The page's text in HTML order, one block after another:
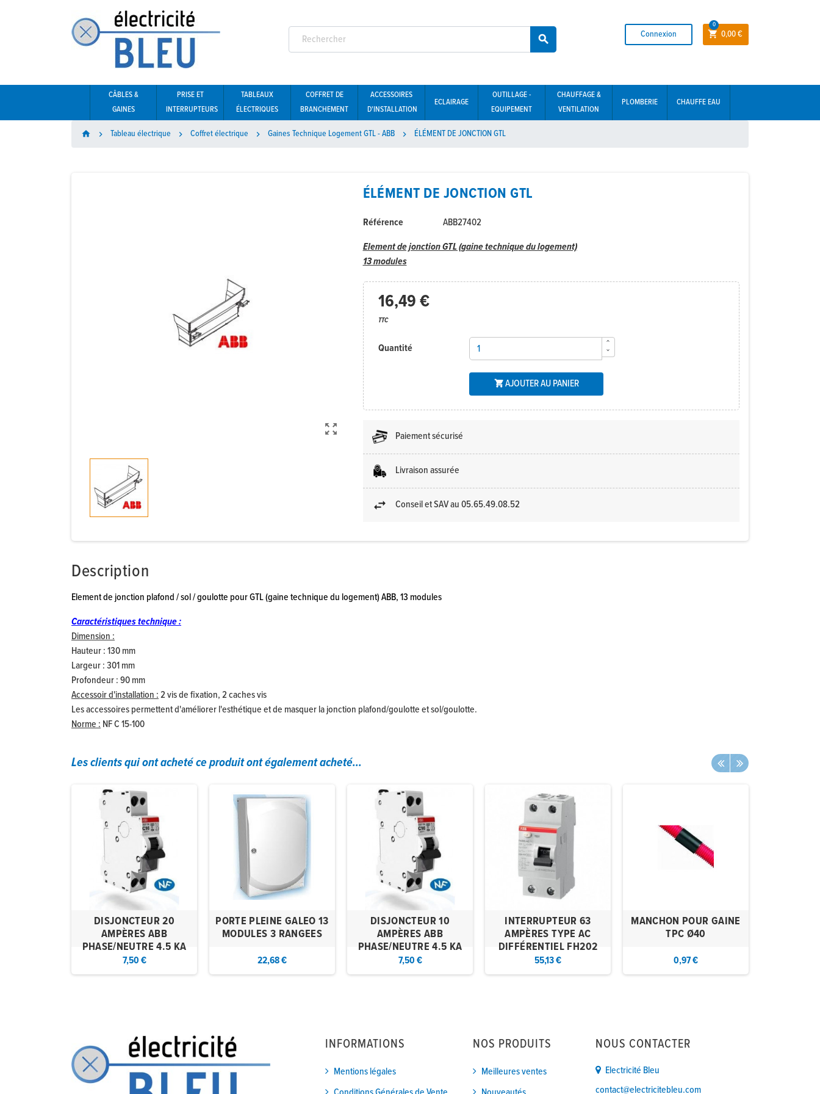
 Connexion  0,00 €
0
CÂBLES &
GAINES
PRISE ET
INTERRUPTEURS
TABLEAUX
ÉLECTRIQUES
COFFRET DE
BRANCHEMENT
ACCESSOIRES
D'INSTALLATION
ECLAIRAGE
OUTILLAGE -
EQUIPEMENT
CHAUFFAGE &
VENTILATION
PLOMBERIE CHAUFFE EAU
home  Tableau électrique  Coffret électrique  Gaines Technique Logement GTL - ABB  ÉLÉMENT DE JONCTION GTL

ÉLÉMENT DE JONCTION GTL
Référence
ABB27402
Element de jonction GTL (gaine technique du logement)
13 modules
16,49 €
TTC
Quantité
AJOUTER AU PANIER
Paiement sécurisé
Livraison assurée
Conseil et SAV au 05.65.49.08.52
Description
Element de jonction plafond / sol / goulotte pour GTL (gaine technique du logement) ABB, 13 modules
Caractéristiques technique :
Dimension :
Hauteur : 130 mm
Largeur : 301 mm
Profondeur : 90 mm
Accessoir d'installation :2 vis de fixation, 2 caches vis
Les accessoires permettent d'améliorer l'esthétique et de masquer la jonction plafond/goulotte et sol/goulotte.
Norme : NF C 15-100
Les clients qui ont acheté ce produit ont également acheté...
DISJONCTEUR 20
AMPÈRES ABB
PHASE/NEUTRE 4.5 KA
7,50 €
PORTE PLEINE GALEO 13
MODULES 3 RANGEES
22,68 €
DISJONCTEUR 10
AMPÈRES ABB
PHASE/NEUTRE 4.5 KA
7,50 €
INTERRUPTEUR 63
AMPÈRES TYPE AC
DIFFÉRENTIEL FH202
55,13 €
MANCHON POUR GAINE
TPC Ø40
0,97 €
INFORMATIONS
Mentions légales
NOS PRODUITS
Meilleures ventes
NOUS CONTACTER
Electricité Bleu
contact@electricitebleu.com